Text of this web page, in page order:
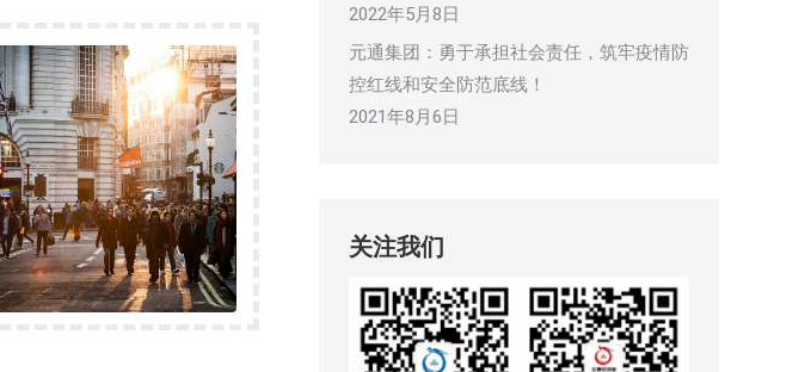
2022年5月8日
元通集团：勇于承担社会责任，筑牢疫情防
控红线和安全防范底线！
2021年8月6日
关注我们